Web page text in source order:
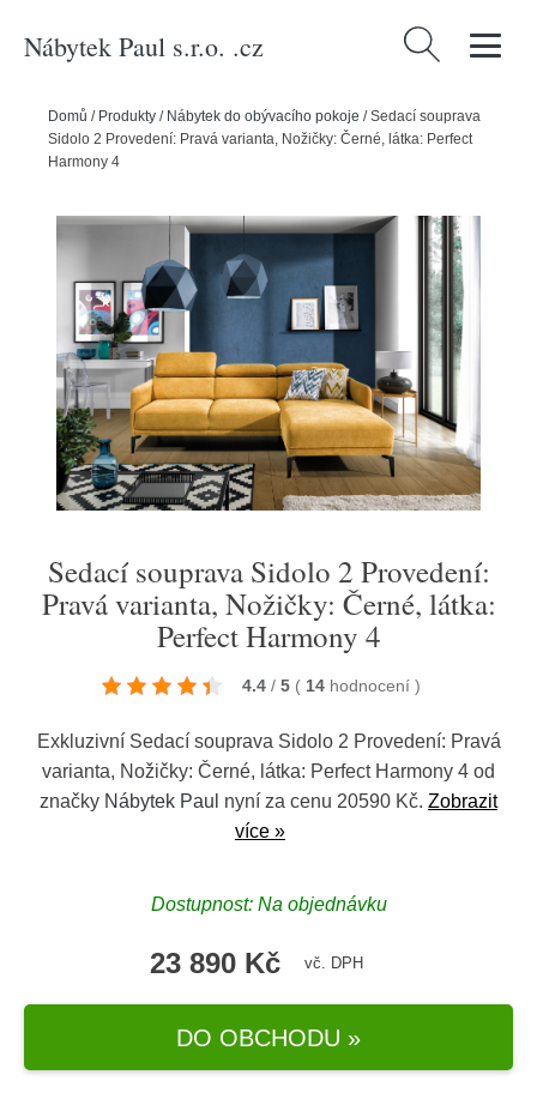
Nábytek Paul s.r.o. .cz Vyhledávání
Domů / Produkty / Nábytek do obývacího pokoje /Sedací souprava
Sidolo 2 Provedení: Pravá varianta, Nožičky: Černé, látka: Perfect
Harmony 4
Sedací souprava Sidolo 2 Provedení:
Pravá varianta, Nožičky: Černé, látka:
Perfect Harmony 4
4.4 / 5 ( 14 hodnocení )
Exkluzivní Sedací souprava Sidolo 2 Provedení: Pravá
varianta, Nožičky: Černé, látka: Perfect Harmony 4 od
značky Nábytek Paul nyní za cenu 20590 Kč. Zobrazit
více »
Dostupnost: Na objednávku
23 890 Kč vč. DPH
DO OBCHODU »